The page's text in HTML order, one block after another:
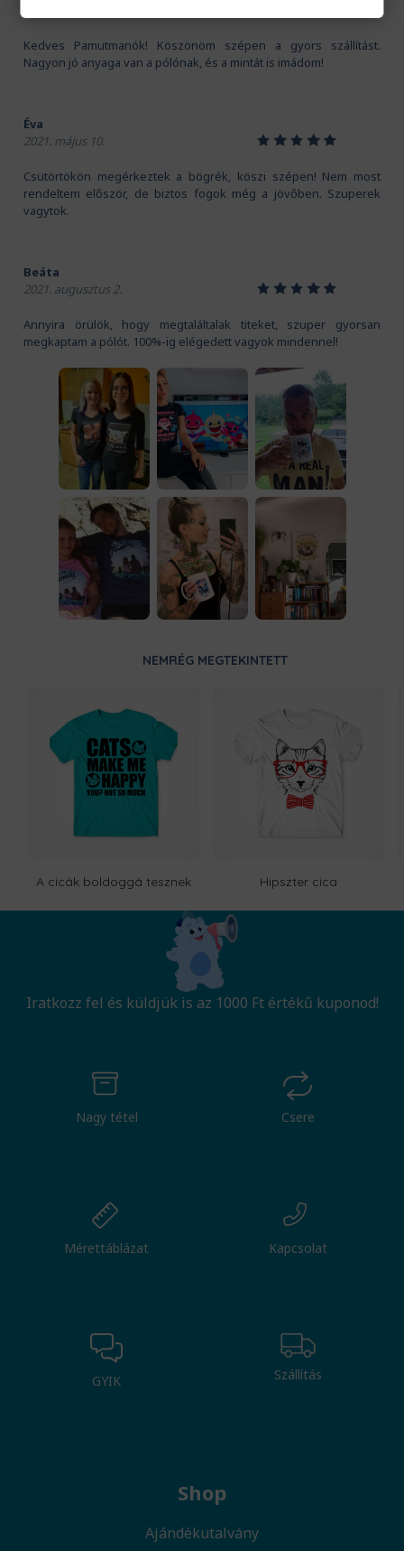
Kedves Pamutmanók! Köszönöm szépen a gyors szállítást.
Nagyon jó anyaga van a pólónak, és a mintát is imádom!
Éva
2021. május 10.
12345
Csütörtökön megérkeztek a bögrék, köszi szépen! Nem most
rendeltem először, de biztos fogok még a jövőben. Szuperek
vagytok.
Beáta
2021. augusztus 2.
12345
Annyira örülök, hogy megtaláltalak titeket, szuper gyorsan
megkaptam a pólót. 100%-ig elégedett vagyok mindennel!
NEMRÉG MEGTEKINTETT
A cicák boldoggá tesznek Hipszter cica
Iratkozz fel és küldjük is az 1000 Ft értékű kuponod!
Nagy tétel Csere
Mérettáblázat Kapcsolat
GYIK Szállítás
Shop
Ajándékutalvány